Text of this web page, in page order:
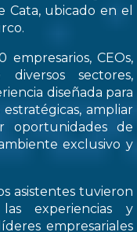
ubicado en el
CEOs,
sectores,
diseñada para
ampliar
oportunidades de
exclusivo y
asistentes tuvieron
experiencias y
empresariales